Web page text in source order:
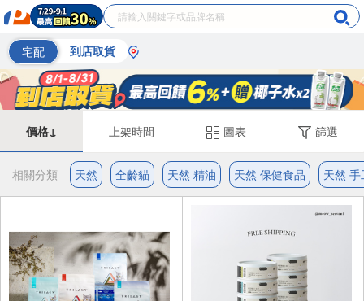
宅配 到店取貨
價格↓ 上架時間 圖表 篩選
相關分類 天然 全齡貓 天然 精油 天然 保健食品 天然 手